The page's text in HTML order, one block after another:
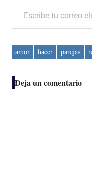
amor hacer parejas
Deja un comentario